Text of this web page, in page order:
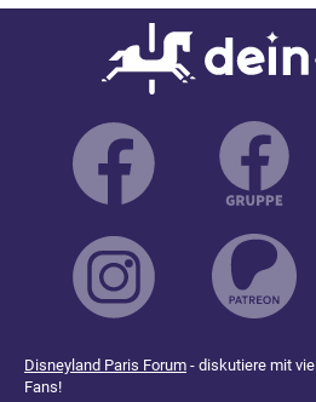
Disneyland Paris Forum - diskutiere mit
Fans!